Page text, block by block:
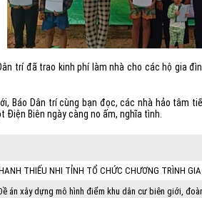
trí đã trao kinh phí làm nhà cho các hộ gia
Báo Dân trí cùng bạn đọc, các nhà hảo tâm
Điện Biên ngày càng no ấm, nghĩa tình.
THIẾU NHI TỈNH TỔ CHỨC CHƯƠNG TRÌNH
án xây dựng mô hình điểm khu dân cư biên giới,